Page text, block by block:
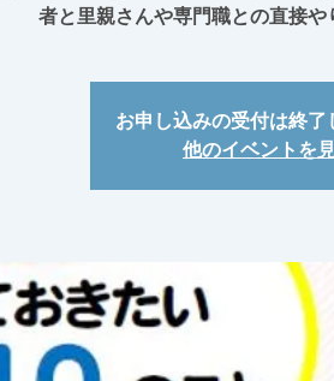
お申し込みの受付は終了
他のイベントを